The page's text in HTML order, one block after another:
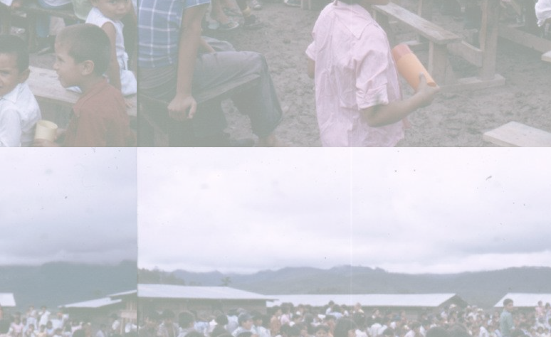
A PHP Error was encountered
Severity: Warning
Message: Undefined array key 1051427
Filename: libraries/RDF_Object.php
Line Number: 1034
A PHP Error was encountered
Filename: libraries/RDF_Object.php
Line Number: 1034